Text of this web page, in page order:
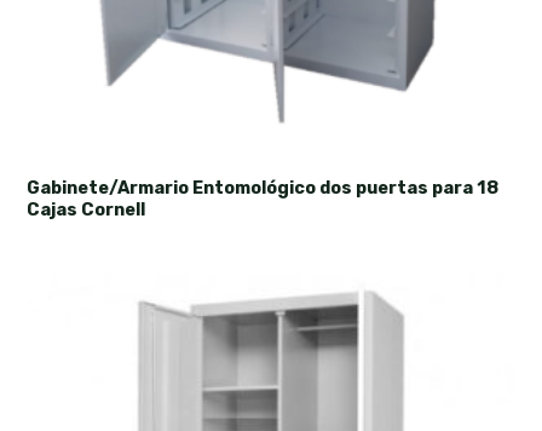
Gabinete/Armario Entomológico dos puertas para 18
Cajas Cornell